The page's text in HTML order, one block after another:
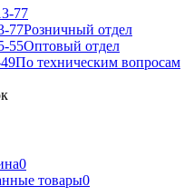
77
77Розничный отдел
55Оптовый отдел
По техническим вопросам
0
товары0